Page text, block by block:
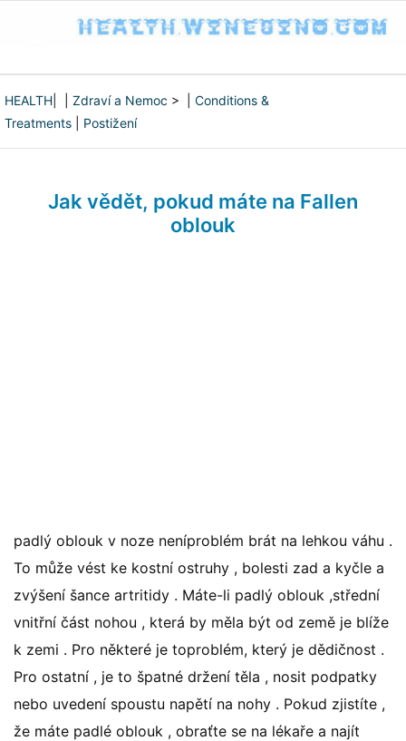
HEALTH Zdraví a Nemoc > | Conditions &
Treatments
Postižení
Jak vědět, pokud máte na Fallen
oblouk
padlý oblouk v noze neníproblém brát na lehkou váhu .
To může vést ke kostní ostruhy , bolesti zad a kyčle a
zvýšení šance artritidy . Máte-li padlý oblouk ,střední
vnitřní část nohou , která by měla být od země je blíže
k zemi . Pro některé je toproblém, který je dědičnost .
Pro ostatní , je to špatné držení těla , nosit podpatky
nebo uvedení spoustu napětí na nohy . Pokud zjistíte ,
že máte padlé oblouk , obraťte se na lékaře a najít